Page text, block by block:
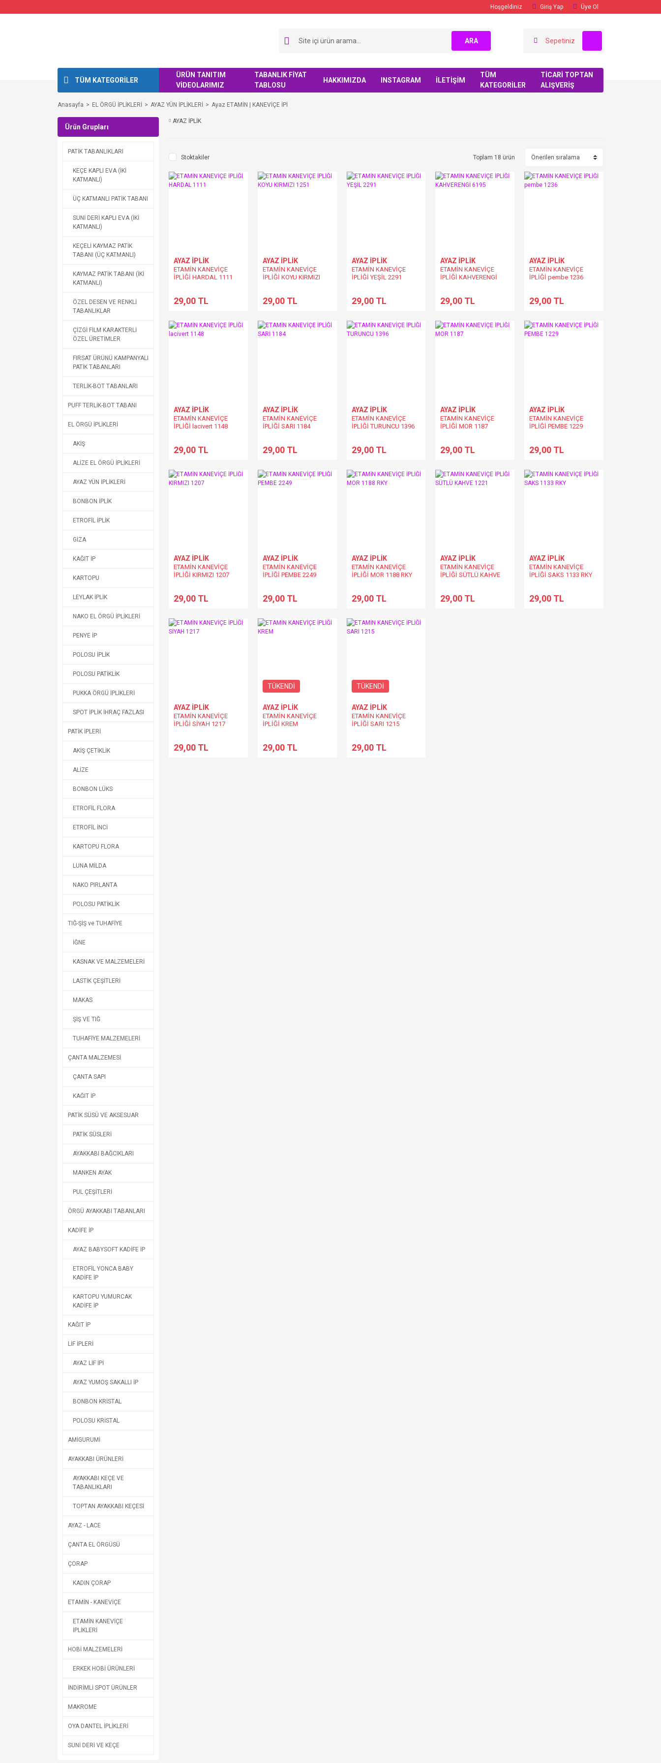
Hoşgeldiniz Giriş Yap Üye Ol
ARA Sepetiniz
TÜM KATEGORİLER
ÜRÜN TANITIM
VİDEOLARIMIZ
TABANLIK FİYAT
TABLOSU
HAKKIMIZDA INSTAGRAM İLETİŞİM
TÜM
KATEGORİLER
TİCARİ TOPTAN
ALIŞVERİŞ
Anasayfa EL ÖRGÜ İPLİKLERİ AYAZ YÜN İPLİKLERİ Ayaz ETAMİN | KANEVİÇE İPİ
Ürün Grupları
PATİK TABANLIKLARI
KEÇE KAPLI EVA (İKİ
KATMANLI)
ÜÇ KATMANLI PATİK TABANI
SUNİ DERİ KAPLI EVA (İKİ
KATMANLI)
KEÇELİ KAYMAZ PATİK
TABANI (ÜÇ KATMANLI)
KAYMAZ PATİK TABANI (İKİ
KATMANLI)
ÖZEL DESEN VE RENKLİ
TABANLIKLAR
ÇİZGİ FİLM KARAKTERLİ
ÖZEL ÜRETİMLER
FIRSAT ÜRÜNÜ KAMPANYALI
PATİK TABANLARI
TERLİK-BOT TABANLARI
PUFF TERLİK-BOT TABANI
EL ÖRGÜ İPLİKLERİ
AKİŞ
ALİZE EL ÖRGÜ İPLİKLERİ
AYAZ YÜN İPLİKLERİ
BONBON İPLİK
ETROFİL İPLİK
GİZA
KAĞIT İP
KARTOPU
LEYLAK İPLİK
NAKO EL ÖRGÜ İPLİKLERİ
PENYE İP
POLOSU İPLİK
POLOSU PATİKLİK
PUKKA ÖRGÜ İPLİKLERİ
SPOT İPLİK İHRAÇ FAZLASI
PATİK İPLERİ
AKİŞ ÇETİKLİK
ALİZE
BONBON LÜKS
ETROFİL FLORA
ETROFİL İNCİ
KARTOPU FLORA
LUNA MİLDA
NAKO PIRLANTA
POLOSU PATİKLİK
TIĞ-ŞİŞ ve TUHAFİYE
İĞNE
KASNAK VE MALZEMELERİ
LASTİK ÇEŞİTLERİ
MAKAS
ŞİŞ VE TIĞ
TUHAFİYE MALZEMELERİ
ÇANTA MALZEMESİ
ÇANTA SAPI
KAĞIT İP
PATİK SÜSÜ VE AKSESUAR
PATİK SÜSLERİ
AYAKKABI BAĞCIKLARI
MANKEN AYAK
PUL ÇEŞİTLERİ
ÖRGÜ AYAKKABI TABANLARI
KADİFE İP
AYAZ BABYSOFT KADİFE İP
ETROFİL YONCA BABY
KADİFE İP
KARTOPU YUMURCAK
KADİFE İP
KAĞIT İP
LİF İPLERİ
AYAZ LİF İPİ
AYAZ YUMOŞ SAKALLI İP
BONBON KRİSTAL
POLOSU KRİSTAL
AMİGURUMİ
AYAKKABI ÜRÜNLERİ
AYAKKABI KEÇE VE
TABANLIKLARI
TOPTAN AYAKKABI KEÇESİ
AYAZ - LACE
ÇANTA EL ÖRGÜSÜ
ÇORAP
KADIN ÇORAP
ETAMİN - KANEVİÇE
ETAMİN KANEVİÇE
İPLİKLERİ
HOBİ MALZEMELERİ
ERKEK HOBİ ÜRÜNLERİ
İNDİRİMLİ SPOT ÜRÜNLER
MAKROME
OYA DANTEL İPLİKLERİ
SUNİ DERİ VE KEÇE
AYAZ İPLİK
Stoktakiler Toplam 18 ürün
AYAZ İPLİK
ETAMİN KANEVİÇE
İPLİĞİ HARDAL 1111
29,00 TL
AYAZ İPLİK
ETAMİN KANEVİÇE
İPLİĞİ KOYU KIRMIZI
29,00 TL
AYAZ İPLİK
ETAMİN KANEVİÇE
İPLİĞİ YEŞİL 2291
29,00 TL
AYAZ İPLİK
ETAMİN KANEVİÇE
İPLİĞİ KAHVERENGİ
29,00 TL
AYAZ İPLİK
ETAMİN KANEVİÇE
İPLİĞİ pembe 1236
29,00 TL
AYAZ İPLİK
ETAMİN KANEVİÇE
İPLİĞİ lacivert 1148
29,00 TL
AYAZ İPLİK
ETAMİN KANEVİÇE
İPLİĞİ SARI 1184
29,00 TL
AYAZ İPLİK
ETAMİN KANEVİÇE
İPLİĞİ TURUNCU 1396
29,00 TL
AYAZ İPLİK
ETAMİN KANEVİÇE
İPLİĞİ MOR 1187
29,00 TL
AYAZ İPLİK
ETAMİN KANEVİÇE
İPLİĞİ PEMBE 1229
29,00 TL
AYAZ İPLİK
ETAMİN KANEVİÇE
İPLİĞİ KIRMIZI 1207
29,00 TL
AYAZ İPLİK
ETAMİN KANEVİÇE
İPLİĞİ PEMBE 2249
29,00 TL
AYAZ İPLİK
ETAMİN KANEVİÇE
İPLİĞİ MOR 1188 RKY
29,00 TL
AYAZ İPLİK
ETAMİN KANEVİÇE
İPLİĞİ SÜTLÜ KAHVE
29,00 TL
AYAZ İPLİK
ETAMİN KANEVİÇE
İPLİĞİ SAKS 1133 RKY
29,00 TL
AYAZ İPLİK
ETAMİN KANEVİÇE
İPLİĞİ SİYAH 1217
29,00 TL
TÜKENDİ
AYAZ İPLİK
ETAMİN KANEVİÇE
İPLİĞİ KREM
29,00 TL
TÜKENDİ
AYAZ İPLİK
ETAMİN KANEVİÇE
İPLİĞİ SARI 1215
29,00 TL